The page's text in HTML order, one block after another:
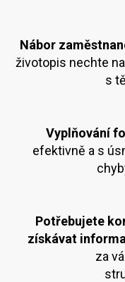
Nábor
životopis nechte
s
Vyplňování
efektivně a s
Potřebujete
získávat
za